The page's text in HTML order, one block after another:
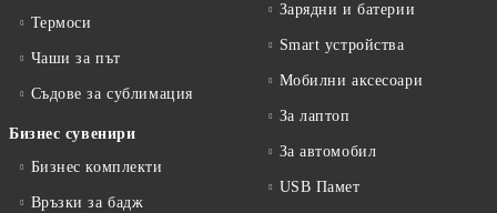
Термоси
Чаши за път
Съдове за сублимация
Бизнес сувенири
Бизнес комплекти
Връзки за бадж
Зарядни и батерии
Smart устройства
Мобилни аксесоари
За лаптоп
За автомобил
USB Памет